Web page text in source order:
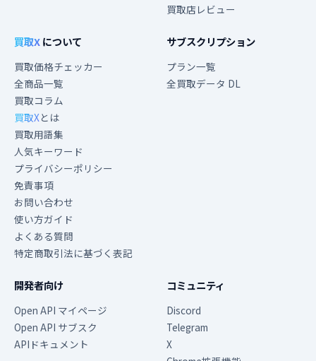
買取店レビュー
買取Xについて
買取価格チェッカー
全商品一覧
買取コラム
買取Xとは
買取用語集
人気キーワード
プライバシーポリシー
免責事項
お問い合わせ
使い方ガイド
よくある質問
特定商取引法に基づく表記
サブスクリプション
プラン一覧
全買取データ DL
開発者向け
Open API マイページ
Open API サブスク
APIドキュメント
コミュニティ
Discord
Telegram
X